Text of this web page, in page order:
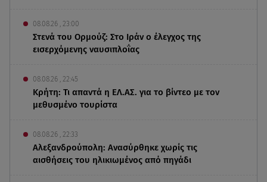
08.08.26 , 23:00
Στενά του Ορμούζ: Στο Ιράν ο έλεγχος της
εισερχόμενης ναυσιπλοΐας
08.08.26 , 22:45
Κρήτη: Τι απαντά η ΕΛ.ΑΣ. για το βίντεο με τον
μεθυσμένο τουρίστα
08.08.26 , 22:33
Αλεξανδρούπολη: Ανασύρθηκε χωρίς τις
αισθήσεις του ηλικιωμένος από πηγάδι